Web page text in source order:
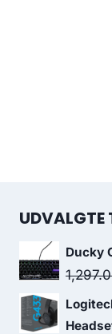
UDVALGTE
Ducky